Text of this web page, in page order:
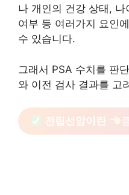
나 개인의 건강 상태,
여부 등 여러가지 요인
수 있습니다.
그래서 PSA 수치를 판
와 이전 검사 결과를 고
전립선암이란